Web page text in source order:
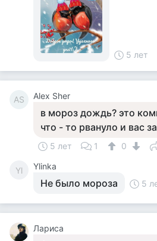
5 лет
AS Alex Sher
в мороз дождь? это
что - то рвануло и вас
5 лет 1 0
Yl Ylinka
Не было мороза 5
Лариса